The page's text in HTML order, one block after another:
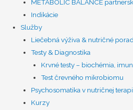
METABOLIC BALANCE
Indikácie
Služby
Liečebná výživa & nutričné
Testy & Diagnostika
Krvné testy – biochémia,
Test črevného mikrobiomu
Psychosomatika v nutričnej
Kurzy